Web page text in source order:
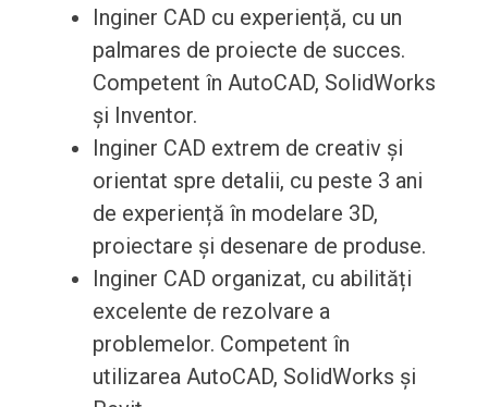
Inginer CAD cu experiență, cu un
palmares de proiecte de succes.
Competent în AutoCAD, SolidWorks
și Inventor.
Inginer CAD extrem de creativ și
orientat spre detalii, cu peste 3 ani
de experiență în modelare 3D,
proiectare și desenare de produse.
Inginer CAD organizat, cu abilități
excelente de rezolvare a
problemelor. Competent în
utilizarea AutoCAD, SolidWorks și